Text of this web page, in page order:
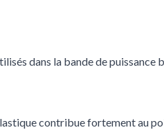
dans la bande de puissance
contribue fortement au